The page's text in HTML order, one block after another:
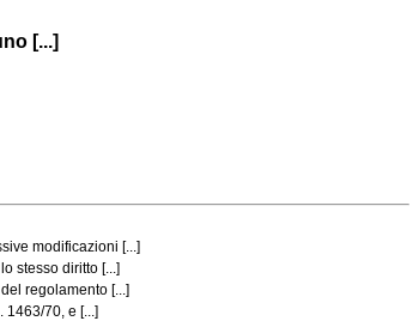
[...]
modificazioni [...]
stesso diritto [...]
regolamento [...]
70, e [...]